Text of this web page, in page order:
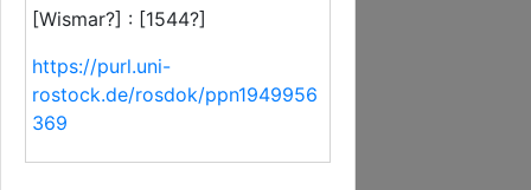
[Wismar?] : [1544?]
https://purl.uni-
rostock.de/rosdok/ppn1949956
369